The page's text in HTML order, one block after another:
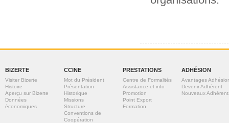
BIZERTE
Visiter Bizerte
Histoire
Aperçu sur Bizerte
Données
économiques
CCINE
Mot du Président
Présentation
Historique
Missions
Structure
Conventions de
Coopération
PRESTATIONS
Centre de Formalités
Assistance et info
Promotion
Point Export
Formation
ADHÉSION
Avantages
Devenir Adhérent
Nouveaux